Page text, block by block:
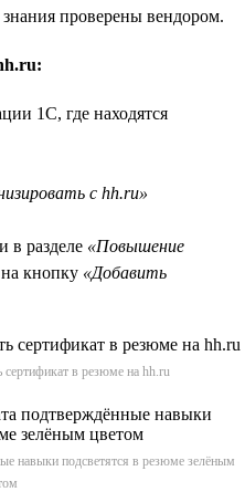
проверены вендором.
1С, где находятся
с hh.ru»
в разделе «Повышение
кнопку «Добавить
в резюме на hh.ru
навыки подсветятся в резюме зелёным